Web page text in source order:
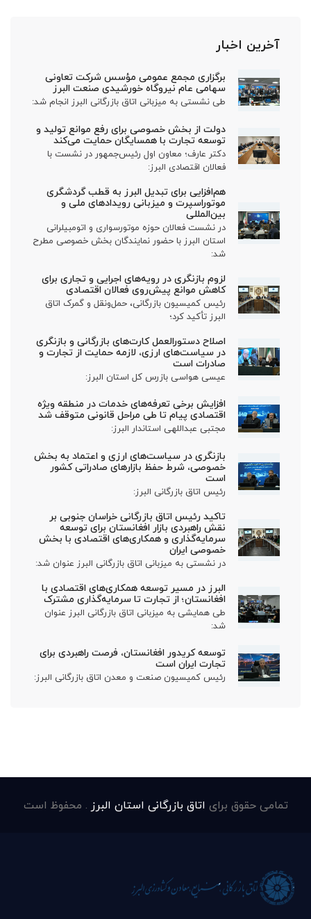
آخرین اخبار
برگزاری مجمع عمومی مؤسس شرکت تعاونی
سهامی عام نیروگاه خورشیدی صنعت البرز
طی نشستی به میزبانی اتاق بازرگانی البرز انجام شد:
دولت از بخش خصوصی برای رفع موانع تولید و
توسعه تجارت با همسایگان حمایت می‌کند
دکتر عارف؛ معاون اول رئیس‌جمهور در نشست با
فعالان اقتصادی البرز:
هم‌افزایی برای تبدیل البرز به قطب گردشگری
موتوراسپرت و میزبانی رویدادهای ملی و
بین‌المللی
در نشست فعالان حوزه موتورسواری و اتومبیلرانی
استان البرز با حضور نمایندگان بخش خصوصی مطرح
شد:
لزوم بازنگری در رویه‌های اجرایی و تجاری برای
کاهش موانع پیش‌روی فعالان اقتصادی
رئیس کمیسیون بازرگانی، حمل‌ونقل و گمرک اتاق
البرز تأکید کرد؛
اصلاح دستورالعمل کارت‌های بازرگانی و بازنگری
در سیاست‌های ارزی، لازمه حمایت از تجارت و
صادرات است
عیسی هواسی بازرس کل استان البرز:
افزایش برخی تعرفه‌های خدمات در منطقه ویژه
اقتصادی پیام تا طی مراحل قانونی متوقف شد
مجتبی عبداللهی استاندار البرز:
بازنگری در سیاست‌های ارزی و اعتماد به بخش
خصوصی، شرط حفظ بازارهای صادراتی کشور
است
رئیس اتاق بازرگانی البرز:
تاکید رئیس اتاق بازرگانی خراسان جنوبی بر
نقش راهبردی بازار افغانستان برای توسعه
سرمایه‌گذاری و همکاری‌های اقتصادی با بخش
خصوصی ایران
در نشستی به میزبانی اتاق بازرگانی البرز عنوان شد:
البرز در مسیر توسعه همکاری‌های اقتصادی با
افغانستان؛ از تجارت تا سرمایه‌گذاری مشترک
طی همایشی به میزبانی اتاق بازرگانی البرز عنوان
شد:
توسعه کریدور افغانستان، فرصت راهبردی برای
تجارت ایران است
رئیس کمیسیون صنعت و معدن اتاق بازرگانی البرز:
تمامی حقوق برای اتاق بازرگانی استان البرز . محفوظ است